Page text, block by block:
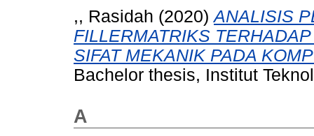
,, Rasidah (2020)ANALISIS
FILLERMATRIKS
SIFAT MEKANIK PADA
Bachelor thesis, Institut
A